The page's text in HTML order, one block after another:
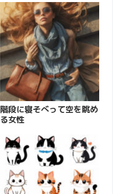
階段に寝そべって空を眺め
る女性